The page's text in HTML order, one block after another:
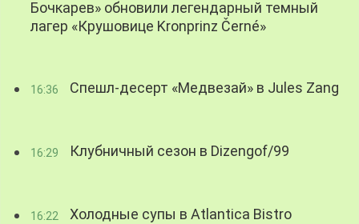
Бочкарев» обновили легендарный темный
лагер «Крушовице Kronprinz Černé»
16:36 Спешл-десерт «Медвезай» в Jules Zang
16:29 Клубничный сезон в Dizengof/99
16:22 Холодные супы в Atlantica Bistro